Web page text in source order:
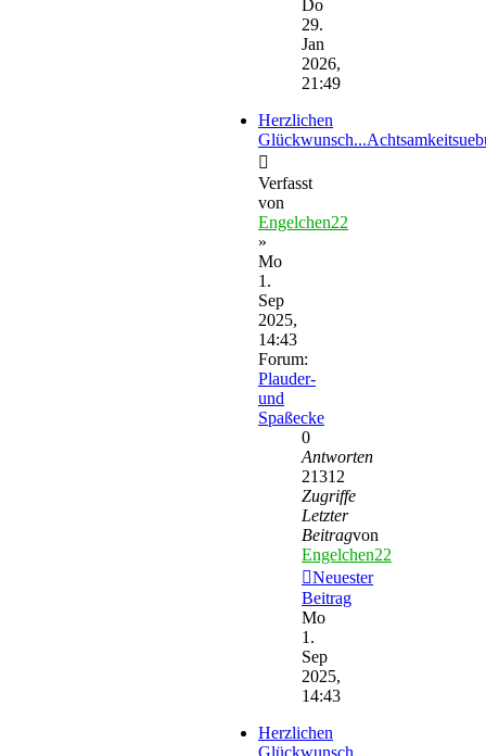
Do
29.
Jan
2026,
21:49
Herzlichen
Verfasst
von
Engelchen22
»
Mo
1.
Sep
2025,
14:43
Forum:
Plauder-
und
Spaßecke
0
Antworten
21312
Zugriffe
Letzter
Beitragvon
Engelchen22
Neuester
Beitrag
Mo
1.
Sep
2025,
14:43
Herzlichen
Glückwunsch...